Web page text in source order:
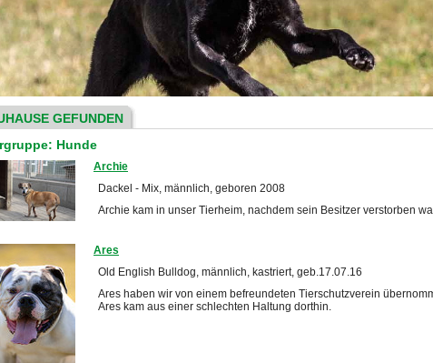
GEFUNDEN
Hunde
Archie
Dackel - Mix, männlich, geboren 2008
Archie kam in unser Tierheim, nachdem sein Besitzer verstorben
Ares
Old English Bulldog, männlich, kastriert, geb.17.07.16
Ares haben wir von einem befreundeten Tierschutzverein
Ares kam aus einer schlechten Haltung dorthin.